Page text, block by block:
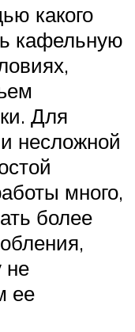
какого
кафельную
Для
несложной
много,
более
не
ее